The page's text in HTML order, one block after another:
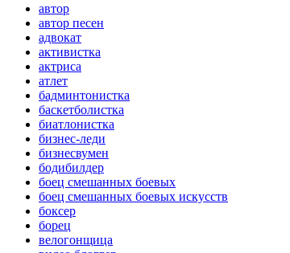
автор
автор песен
адвокат
активистка
актриса
атлет
бадминтонистка
баскетболистка
биатлонистка
бизнес-леди
бизнесвумен
бодибилдер
боец смешанных боевых
боец смешанных боевых искусств
боксер
борец
велогонщица